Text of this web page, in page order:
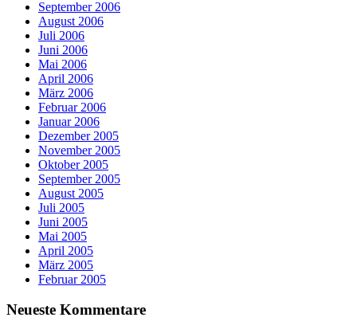
September 2006
August 2006
Juli 2006
Juni 2006
Mai 2006
April 2006
März 2006
Februar 2006
Januar 2006
Dezember 2005
November 2005
Oktober 2005
September 2005
August 2005
Juli 2005
Juni 2005
Mai 2005
April 2005
März 2005
Februar 2005
Neueste Kommentare